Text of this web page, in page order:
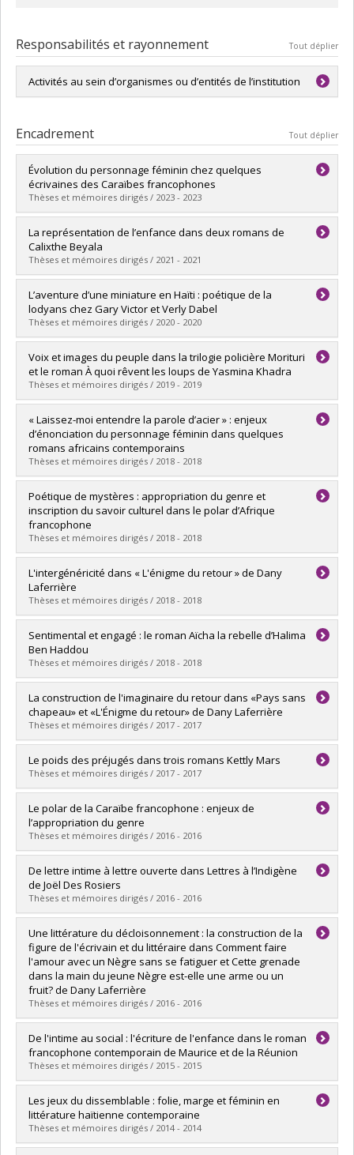
Responsabilités et rayonnement Tout déplier
Activités au sein d’organismes ou d’entités de l’institution
sociocritique des textes
Encadrement Tout déplier
Évolution du personnage féminin chez quelques
écrivaines des Caraïbes francophones
Thèses et mémoires dirigés / 2023 - 2023
Diplômé(e) :Dorcé, Mylène Florence
Cycle :Doctorat
Diplôme obtenu :Ph. D.
Lien vers le document dans Papyrus
La représentation de l’enfance dans deux romans de
Calixthe Beyala
Thèses et mémoires dirigés / 2021 - 2021
Diplômé(e) :Danhoue, Gogoué Mayeul
Cycle :Maîtrise
Diplôme obtenu :M.A.
Lien vers le document dans Papyrus
L’aventure d’une miniature en Haïti : poétique de la
lodyans chez Gary Victor et Verly Dabel
Thèses et mémoires dirigés / 2020 - 2020
Diplômé(e) :Vaillancourt-Larocque, Antoine
Cycle :Maîtrise
Diplôme obtenu :M.A.
Lien vers le document dans Papyrus
Voix et images du peuple dans la trilogie policière Morituri
et le roman À quoi rêvent les loups de Yasmina Khadra
Thèses et mémoires dirigés / 2019 - 2019
Diplômé(e) :Bourega, Assia
Cycle :Maîtrise
Diplôme obtenu :M.A.
Lien vers le document dans Papyrus
« Laissez-moi entendre la parole d’acier » : enjeux
d’énonciation du personnage féminin dans quelques
romans africains contemporains
Thèses et mémoires dirigés / 2018 - 2018
Diplômé(e) :Leclerc-Audet, Stéphanie
Cycle :Doctorat
Diplôme obtenu :
Lien vers le document dans Papyrus
Poétique de mystères : appropriation du genre et
inscription du savoir culturel dans le polar d’Afrique
francophone
Thèses et mémoires dirigés / 2018 - 2018
Diplômé(e) :Togola, Adama
Cycle :Doctorat
Diplôme obtenu :Ph. D.
Lien vers le document dans Papyrus
L'intergénéricité dans « L'énigme du retour » de Dany
Laferrière
Thèses et mémoires dirigés / 2018 - 2018
Diplômé(e) :Beauregard, Martin
Cycle :Maîtrise
Diplôme obtenu :M.A.
Lien vers le document dans Papyrus
Sentimental et engagé : le roman Aïcha la rebelle d’Halima
Ben Haddou
Thèses et mémoires dirigés / 2018 - 2018
Diplômé(e) :Farhat, Batoul
Cycle :Maîtrise
Diplôme obtenu :M.A.
Lien vers le document dans Papyrus
La construction de l'imaginaire du retour dans «Pays sans
chapeau» et «L'Énigme du retour» de Dany Laferrière
Thèses et mémoires dirigés / 2017 - 2017
Diplômé(e) : Corneau, Émilie
Cycle : Maîtrise
Diplôme obtenu :M.A.
Lien vers le document dans Papyrus
Le poids des préjugés dans trois romans Kettly Mars
Thèses et mémoires dirigés / 2017 - 2017
Diplômé(e) :Lafleur, Caroline
Cycle :Maîtrise
Diplôme obtenu :M.A.
Lien vers le document dans Papyrus
Le polar de la Caraïbe francophone : enjeux de
l’appropriation du genre
Thèses et mémoires dirigés / 2016 - 2016
Diplômé(e) :Pierre, Emeline
Cycle : Doctorat
Diplôme obtenu :Ph. D.
Lien vers le document dans Papyrus
De lettre intime à lettre ouverte dans Lettres à l’Indigène
de Joël Des Rosiers
Thèses et mémoires dirigés / 2016 - 2016
Diplômé(e) :Joseph-Blais, Véronique
Cycle :Maîtrise
Diplôme obtenu :M.A.
Lien vers le document dans Papyrus
Une littérature du décloisonnement : la construction de la
figure de l'écrivain et du littéraire dans Comment faire
l'amour avec un Nègre sans se fatiguer et Cette grenade
dans la main du jeune Nègre est-elle une arme ou un
fruit? de Dany Laferrière
Thèses et mémoires dirigés / 2016 - 2016
Diplômé(e) :Perron-Nadeau, Florent
Cycle :Maîtrise
Diplôme obtenu :M.A.
Lien vers le document dans Papyrus
De l'intime au social : l'écriture de l'enfance dans le roman
francophone contemporain de Maurice et de la Réunion
Thèses et mémoires dirigés / 2015 - 2015
Diplômé(e) :Chelin, Véronique
Cycle :Doctorat
Diplôme obtenu :Ph. D.
Lien vers le document dans Papyrus
Les jeux du dissemblable : folie, marge et féminin en
littérature haïtienne contemporaine
Thèses et mémoires dirigés / 2014 - 2014